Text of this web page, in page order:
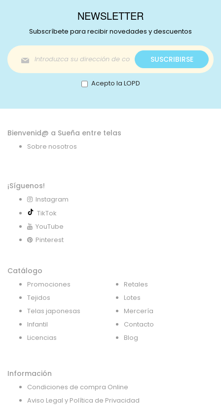
NEWSLETTER
Subscríbete para recibir novedades y descuentos
Inscríbase
a
nuestro
boletín
de
SUSCRIBIRSE
Acepto la LOPD
Bienvenid@ a Sueña entre telas
Sobre nosotros
¡Síguenos!
Instagram
TikTok
YouTube
Pinterest
Catálogo
Promociones
Tejidos
Telas japonesas
Infantil
Licencias
Retales
Lotes
Mercería
Contacto
Blog
Información
Condiciones de compra Online
Aviso Legal y Política de Privacidad